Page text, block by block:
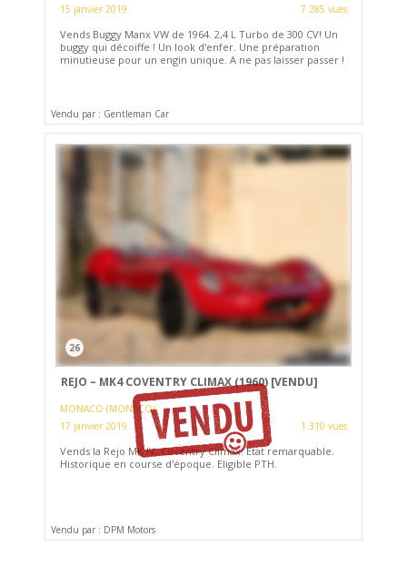
15 janvier 2019
7 285 vues
Vends Buggy Manx VW de 1964. 2,4 L Turbo de 300 CV! Un
buggy qui décoiffe ! Un look d'enfer. Une préparation
minutieuse pour un engin unique. A ne pas laisser passer !
Vendu par : Gentleman Car
26
REJO – MK4 COVENTRY CLIMAX (1960) [VENDU]
MONACO (MONACO)
17 janvier 2019
1 310 vues
Vends la Rejo MK IV, Coventry Climax. Etat remarquable.
Historique en course d'époque. Eligible PTH.
Vendu par : DPM Motors